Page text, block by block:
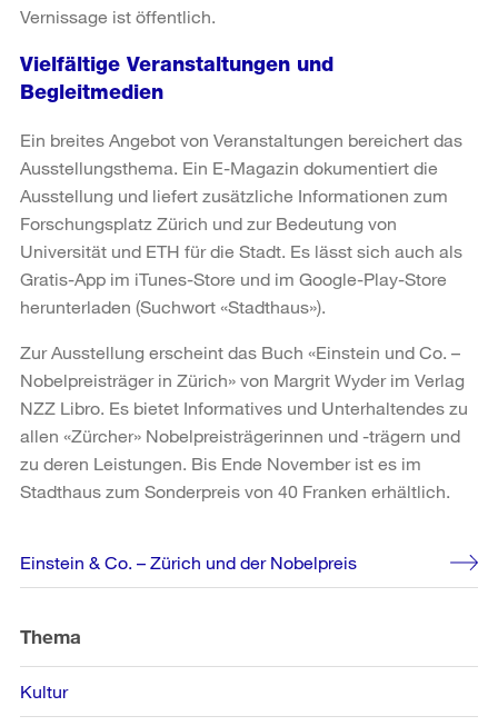
Vernissage ist öffentlich.
Vielfältige Veranstaltungen und
Begleitmedien
Ein breites Angebot von Veranstaltungen bereichert das
Ausstellungsthema. Ein E-Magazin dokumentiert die
Ausstellung und liefert zusätzliche Informationen zum
Forschungsplatz Zürich und zur Bedeutung von
Universität und ETH für die Stadt. Es lässt sich auch als
Gratis-App im iTunes-Store und im Google-Play-Store
herunterladen (Suchwort «Stadthaus»).
Zur Ausstellung erscheint das Buch «Einstein und Co. –
Nobelpreisträger in Zürich» von Margrit Wyder im Verlag
NZZ Libro. Es bietet Informatives und Unterhaltendes zu
allen «Zürcher» Nobelpreisträgerinnen und -trägern und
zu deren Leistungen. Bis Ende November ist es im
Stadthaus zum Sonderpreis von 40 Franken erhältlich.
Weitere
Informationen
Einstein & Co. – Zürich und der Nobelpreis
Thema
Kultur